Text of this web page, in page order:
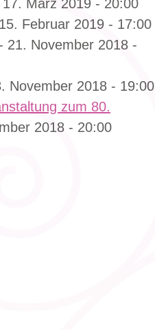
17. März 2019 - 20:00
Februar 2019 - 17:00
21. November 2018 -
November 2018 - 19:00
zum 80.
2018 - 20:00